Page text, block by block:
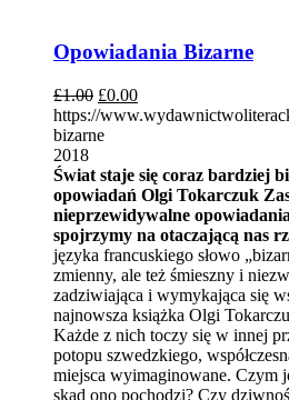
Opowiadania Bizarne
£1.00 £0.00
https://
bizarne
2018
Świat staje się coraz bardziej
opowiadań Olgi Tokarczuk
nieprzewidywalne
spojrzymy na otaczającą nas
języka francuskiego słowo
zmienny, ale też śmieszny i
zadziwiająca i wymykająca się
najnowsza książka Olgi
Każde z nich toczy się w innej
potopu szwedzkiego,
miejsca wyimaginowane. Czym
skąd ono pochodzi? Czy